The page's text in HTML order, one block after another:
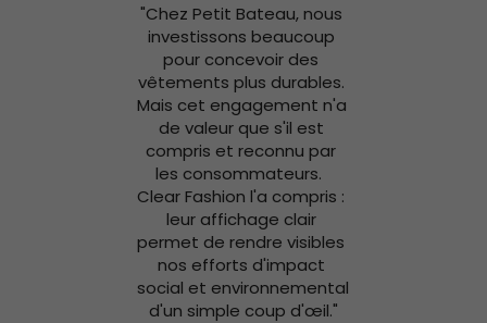
"Chez Petit Bateau, nous
investissons beaucoup
pour concevoir des
vêtements plus durables.
Mais cet engagement n'a
de valeur que s'il est
compris et reconnu par
les consommateurs.
Clear Fashion l'a compris :
leur affichage clair
permet de rendre visibles
nos efforts d'impact
social et environnemental
d'un simple coup d'œil."